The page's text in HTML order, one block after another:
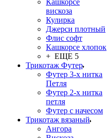
Кашкорсе
вискоза
Кулирка
Джерси плотный
Флис софт
Кашкорсе хлопок
+ ЕЩЕ 5
Трикотаж Футер
Футер 3-х нитка
Петля
Футер 2-х нитка
петля
Футер с начесом
Трикотаж вязаный
Ангора